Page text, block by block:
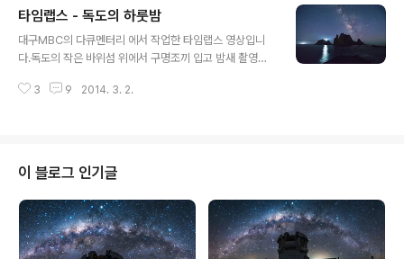
는 거다. 그럼 울릉도에서도 독도가 보이겠구나... 그게 이
번 프로젝트의 시작이었다. 독도에서 바라본 울릉도와 일
몰, 2013 2. 계산 독도까지의 거리는 약 90km. 평소 맑은
주장할 만 하겠구나 싶었다. 하지만 1억 5천만 킬로미터 떨
타임랩스 - 독도의 하룻밤
대구MBC의 다큐멘터리 에서 작업한 타임랩스 영상입니
다.독도의 작은 바위섬 위에서 구명조끼 입고 밤새 촬영하
대로 작업한 것입니다. 다큐멘터리는 3.1절 기념으로 방송
3 9 2014. 3. 2.
이 블로그 인기글